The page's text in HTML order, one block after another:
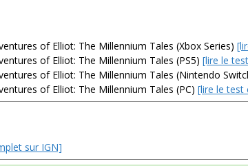
of Elliot: The Millennium Tales (Xbox Series)
of Elliot: The Millennium Tales (PS5) [lire le
of Elliot: The Millennium Tales (Nintendo
of Elliot: The Millennium Tales (PC) [lire le test
sur IGN]